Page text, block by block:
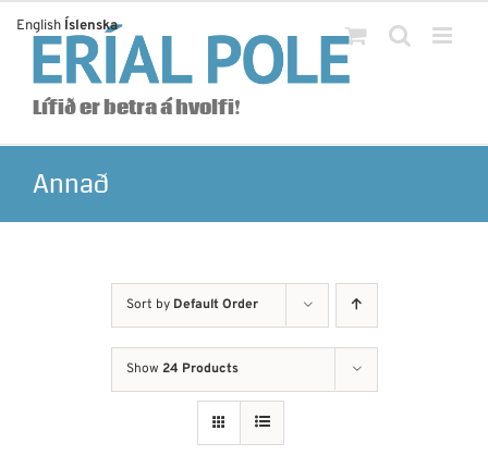
content
Lífið er betra á hvolfi!
Annað
Sort by Default Order
Show 24 Products
English Íslenska